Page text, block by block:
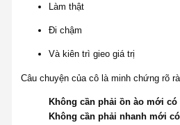
Làm thật
Đi chậm
Và kiên trì gieo giá trị
Câu chuyện của cô là minh chứng rõ
Không cần phải ồn ào mới có
Không cần phải nhanh mới